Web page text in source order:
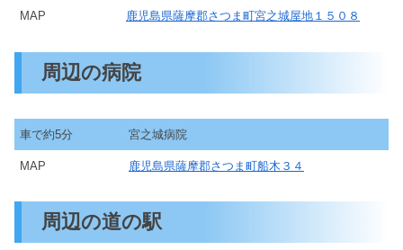
MAP 鹿児島県薩摩郡さつま町宮之城屋地１５０８
周辺の病院
車で約5分 宮之城病院
MAP 鹿児島県薩摩郡さつま町船木３４
周辺の道の駅